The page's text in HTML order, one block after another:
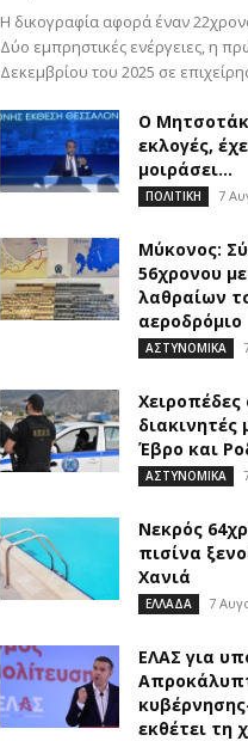
Η δικογραφία αφορά έναν
Δύο εμπρηστικές ενέργειες, η
Δεκεμβρίου του 2025 σε
Ο
εκλογές,
μοιράσει…
ΠΟΛΙΤΙΚΗ 7
Μύκονος:
56χρονου
λαθραίων
αεροδρόμιο
ΑΣΤΥΝΟΜΙΚΑ
Χειροπέδες
Έβρο και
ΑΣΤΥΝΟΜΙΚΑ
Νεκρός
πισίνα
Χανιά
ΕΛΛΑΔΑ 7
ΕΛΑΣ για
εκθέτει τη